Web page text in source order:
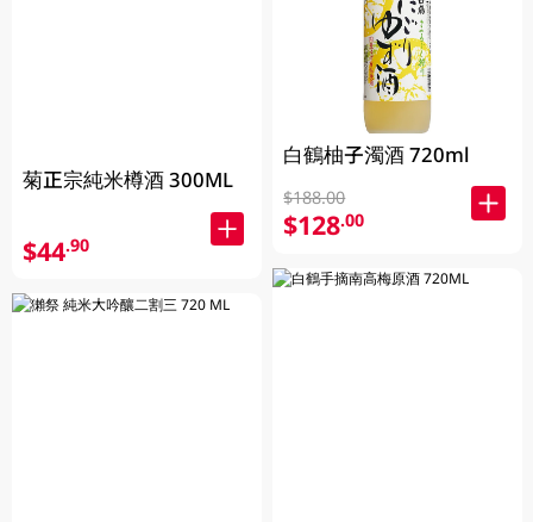
菊正宗純米樽酒 300ML
$44.90
白鶴柚子濁酒 720ml
$188.00
$128.00